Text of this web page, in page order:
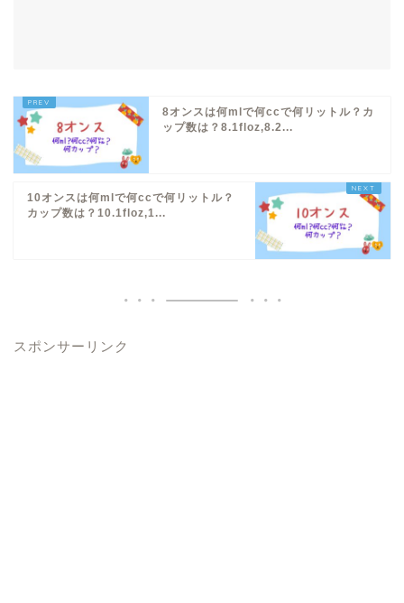
8オンスは何mlで何ccで何リットル？カ
ップ数は？8.1floz,8.2...
10オンスは何mlで何ccで何リットル？
カップ数は？10.1floz,1...
スポンサーリンク